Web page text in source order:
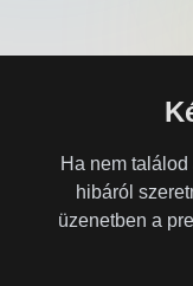
Ha nem
hibáról
üzenetben a